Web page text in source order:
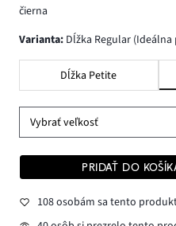
čierna
varianta: Dĺžka Regular
Dĺžka Petite
Vybrať veľkosť
PRIDAŤ DO
108 osobám sa tento